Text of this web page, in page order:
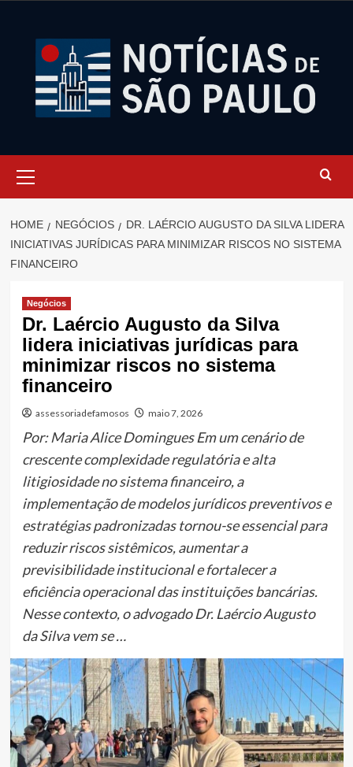
Menu
HOME NEGÓCIOS
DR. LAÉRCIO AUGUSTO DA SILVA LIDERA
INICIATIVAS JURÍDICAS PARA MINIMIZAR RISCOS NO SISTEMA
FINANCEIRO
Negócios
Dr. Laércio Augusto da Silva
lidera iniciativas jurídicas para
minimizar riscos no sistema
financeiro
assessoriadefamosos maio 7, 2026
Por: Maria Alice Domingues Em um cenário de
crescente complexidade regulatória e alta
litigiosidade no sistema financeiro, a
implementação de modelos jurídicos preventivos e
estratégias padronizadas tornou-se essencial para
reduzir riscos sistêmicos, aumentar a
previsibilidade institucional e fortalecer a
eficiência operacional das instituições bancárias.
Nesse contexto, o advogado Dr. Laércio Augusto
da Silva vem se …